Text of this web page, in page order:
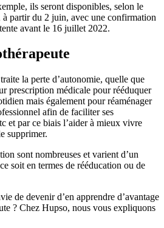
ils seront disponibles, selon le
partir du 2 juin, avec une confirmation
avant le 16 juillet 2022.
la perte d’autonomie, quelle que
prescription médicale pour rééduquer
mais également pour réaménager
afin de faciliter ses
et par ce biais l’aider à mieux vivre
supprimer.
sont nombreuses et varient d’un
soit en termes de rééducation ou de
de devenir d’en apprendre d’avantage
? Chez Hupso, nous vous expliquons